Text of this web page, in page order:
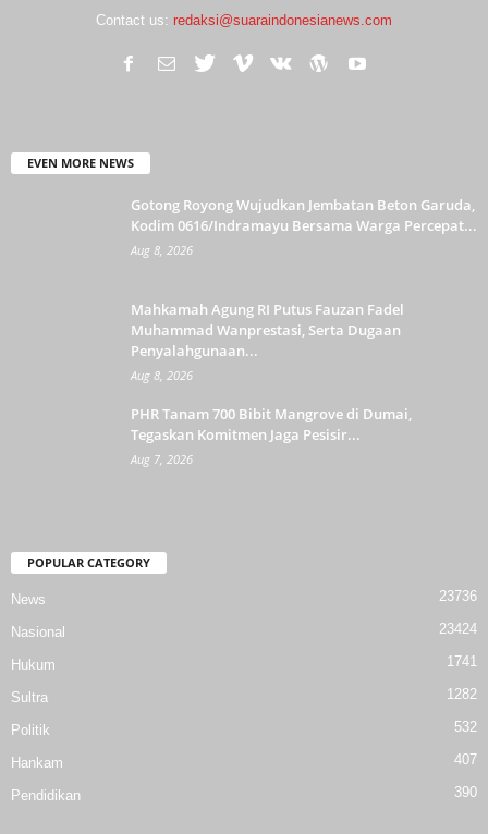
Contact us: redaksi@suaraindonesianews.com
EVEN MORE NEWS
Gotong Royong Wujudkan Jembatan Beton Garuda,
Kodim 0616/Indramayu Bersama Warga Percepat...
Aug 8, 2026
Mahkamah Agung RI Putus Fauzan Fadel
Muhammad Wanprestasi, Serta Dugaan
Penyalahgunaan...
Aug 8, 2026
PHR Tanam 700 Bibit Mangrove di Dumai,
Tegaskan Komitmen Jaga Pesisir...
Aug 7, 2026
POPULAR CATEGORY
News 23736
Nasional 23424
Hukum 1741
Sultra 1282
Politik 532
Hankam 407
Pendidikan 390